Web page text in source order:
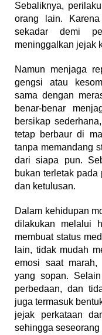
Sebaliknya,
orang lain.
sekadar demi
meninggalkan jejak
Namun menjaga
gengsi atau
sama dengan
benar-benar
bersikap
tetap berbaur di
tanpa memandang
dari siapa pun.
bukan terletak
dan ketulusan.
Dalam kehidupan
dilakukan melalui
membuat status
lain, tidak mudah
emosi saat marah,
yang sopan.
perbedaan, dan
juga termasuk
jejak perkataan
sehingga